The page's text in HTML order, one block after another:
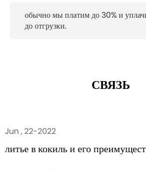
обычно мы платим до 30% и
до отгрузки.
СВЯЗЬ
Jun , 22-2022
литье в кокиль и его